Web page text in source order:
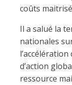
coûts
Il a salué la
nationales
d’action
ressource